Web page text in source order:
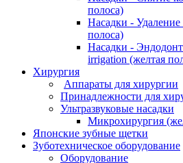
полоса)
Насадки - Удаление
полоса)
Насадки -
irrigation (желтая
Хирургия
Аппараты для хирургии
Принадлежности для
Ультразвуковые насадки
Микрохирургия
Японские зубные щетки
Зуботехническое оборудование
Оборудование